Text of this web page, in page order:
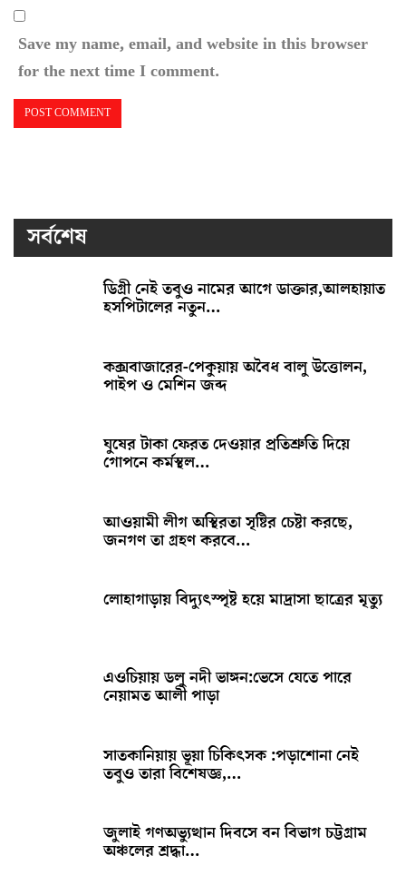
Save my name, email, and website in this browser
for the next time I comment.
সর্বশেষ
ডিগ্রী নেই তবুও নামের আগে ডাক্তার,আলহায়াত
হসপিটালের নতুন…
কক্সবাজারের-পেকুয়ায় অবৈধ বালু উত্তোলন,
পাইপ ও মেশিন জব্দ
ঘুষের টাকা ফেরত দেওয়ার প্রতিশ্রুতি দিয়ে
গোপনে কর্মস্থল…
আওয়ামী লীগ অস্থিরতা সৃষ্টির চেষ্টা করছে,
জনগণ তা গ্রহণ করবে…
লোহাগাড়ায় বিদ্যুৎস্পৃষ্ট হয়ে মাদ্রাসা ছাত্রের মৃত্যু
এওচিয়ায় ডলু নদী ভাঙ্গন:ভেসে যেতে পারে
নেয়ামত আলী পাড়া
সাতকানিয়ায় ভূয়া চিকিৎসক :পড়াশোনা নেই
তবুও তারা বিশেষজ্ঞ,…
জুলাই গণঅভ্যুত্থান দিবসে বন বিভাগ চট্টগ্রাম
অঞ্চলের শ্রদ্ধা…